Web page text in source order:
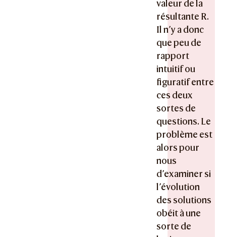
valeur de la
résultante R.
Il n’y a donc
que peu de
rapport
intuitif ou
figuratif entre
ces deux
sortes de
questions. Le
problème est
alors pour
nous
d’examiner si
l’évolution
des solutions
obéit à une
sorte de